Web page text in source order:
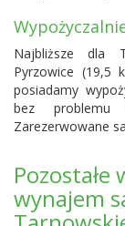
Najbliższe dla
Pyrzowice (19,5
posiadamy
bez
Zarezerwowane
Pozostałe
wynajem